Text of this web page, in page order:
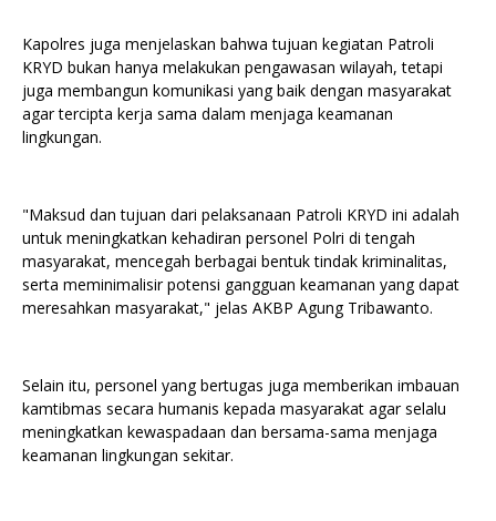
Kapolres juga menjelaskan bahwa tujuan kegiatan Patroli
KRYD bukan hanya melakukan pengawasan wilayah, tetapi
juga membangun komunikasi yang baik dengan masyarakat
agar tercipta kerja sama dalam menjaga keamanan
lingkungan.
"Maksud dan tujuan dari pelaksanaan Patroli KRYD ini adalah
untuk meningkatkan kehadiran personel Polri di tengah
masyarakat, mencegah berbagai bentuk tindak kriminalitas,
serta meminimalisir potensi gangguan keamanan yang dapat
meresahkan masyarakat," jelas AKBP Agung Tribawanto.
Selain itu, personel yang bertugas juga memberikan imbauan
kamtibmas secara humanis kepada masyarakat agar selalu
meningkatkan kewaspadaan dan bersama-sama menjaga
keamanan lingkungan sekitar.